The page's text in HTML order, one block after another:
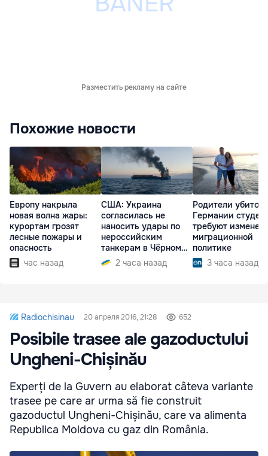
Разместить рекламу на сайте
Похожие новости
Европу накрыла
новая волна жары:
курортам грозят
лесные пожары и
опасность
час назад
США: Украина
согласилась не
наносить удары по
нероссийским
танкерам в Чёрном
море2 часа назад
Родители
Германии
требуют
миграционной
политике
3 часа назад
Radiochisinau 20 апреля 2016, 21:28 652
Posibile trasee ale gazoductului
Ungheni-Chișinău
Experți de la Guvern au elaborat câteva variante
trasee pe care ar urma să fie construit
gazoductul Ungheni-Chișinău, care va alimenta
Republica Moldova cu gaz din România.